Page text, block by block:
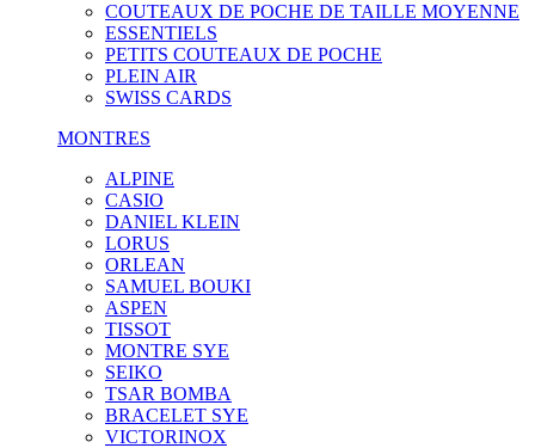
COUTEAUX DE POCHE DE TAILLE MOYENNE
ESSENTIELS
PETITS COUTEAUX DE POCHE
PLEIN AIR
SWISS CARDS
MONTRES
ALPINE
CASIO
DANIEL KLEIN
LORUS
ORLEAN
SAMUEL BOUKI
ASPEN
TISSOT
MONTRE SYE
SEIKO
TSAR BOMBA
BRACELET SYE
VICTORINOX